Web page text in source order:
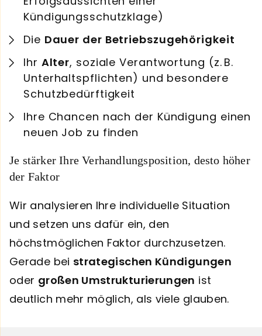
Kündigungsschutzklage)
Die Dauer der Betriebszugehörigkeit
Ihr Alter, soziale Verantwortung (z. B.
Unterhaltspflichten) und besondere
Schutzbedürftigkeit
Ihre Chancen nach der Kündigung einen
neuen Job zu finden
Je stärker Ihre Verhandlungsposition, desto höher
der Faktor
Wir analysieren Ihre individuelle Situation
und setzen uns dafür ein, den
höchstmöglichen Faktor durchzusetzen.
Gerade bei strategischen Kündigungen
oder großen Umstrukturierungen ist
deutlich mehr möglich, als viele glauben.